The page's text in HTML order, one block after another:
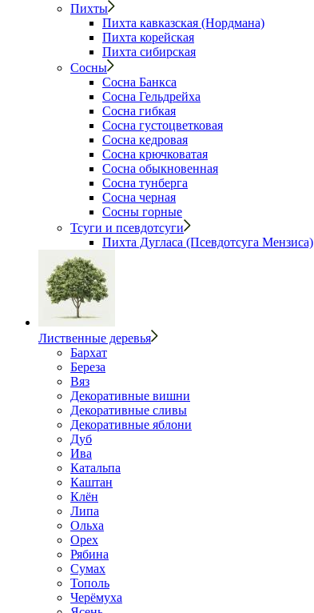
Пихты
Пихта кавказская (Нордмана)
Пихта корейская
Пихта сибирская
Сосны
Сосна Банкса
Сосна Гельдрейха
Сосна гибкая
Сосна густоцветковая
Сосна кедровая
Сосна крючковатая
Сосна обыкновенная
Сосна тунберга
Сосна черная
Сосны горные
Тсуги и псевдотсуги
Пихта Дугласа (Псевдотсуга Мензиса)
Лиственные деревья
Бархат
Береза
Вяз
Декоративные вишни
Декоративные сливы
Декоративные яблони
Дуб
Ива
Катальпа
Каштан
Клён
Липа
Ольха
Орех
Рябина
Сумах
Тополь
Черёмуха